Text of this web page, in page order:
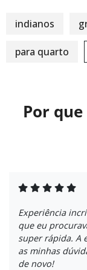
indianos
para quarto
Por
Experiência
que eu
super rápida. A
as minhas
de novo!